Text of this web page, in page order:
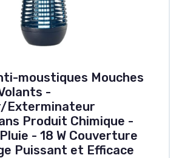
moustiques Mouches
-
Exterminateur
Produit Chimique -
- 18 W Couverture
Puissant et Efficace